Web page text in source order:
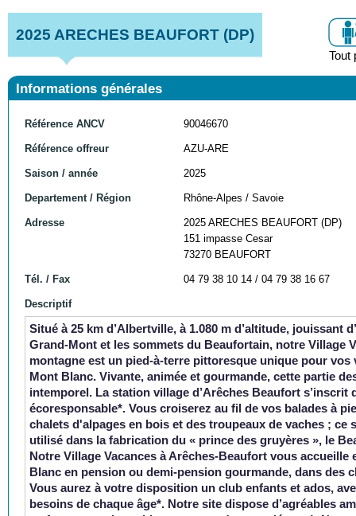
2025 ARECHES BEAUFORT (DP)
Tout
Informations générales
Référence ANCV 90046670
Référence offreur AZU-ARE
Saison / année 2025
Departement / Région Rhône-Alpes / Savoie
Adresse
2025 ARECHES BEAUFORT (DP)
151 impasse Cesar
73270 BEAUFORT
Tél. / Fax 04 79 38 10 14 / 04 79 38 16 67
Descriptif
Situé à 25 km d’Albertville, à 1.080 m d’altitude, jouissant
Grand-Mont et les sommets du Beaufortain, notre Village
montagne est un pied-à-terre pittoresque unique pour vos
Mont Blanc. Vivante, animée et gourmande, cette partie
intemporel. La station village d’Arêches Beaufort s’inscrit
écoresponsable*. Vous croiserez au fil de vos balades à
chalets d'alpages en bois et des troupeaux de vaches ; ce
utilisé dans la fabrication du « prince des gruyères », le
Notre Village Vacances à Arêches-Beaufort vous accueille
Blanc en pension ou demi-pension gourmande, dans des
Vous aurez à votre disposition un club enfants et ados,
besoins de chaque âge*. Notre site dispose d’agréables